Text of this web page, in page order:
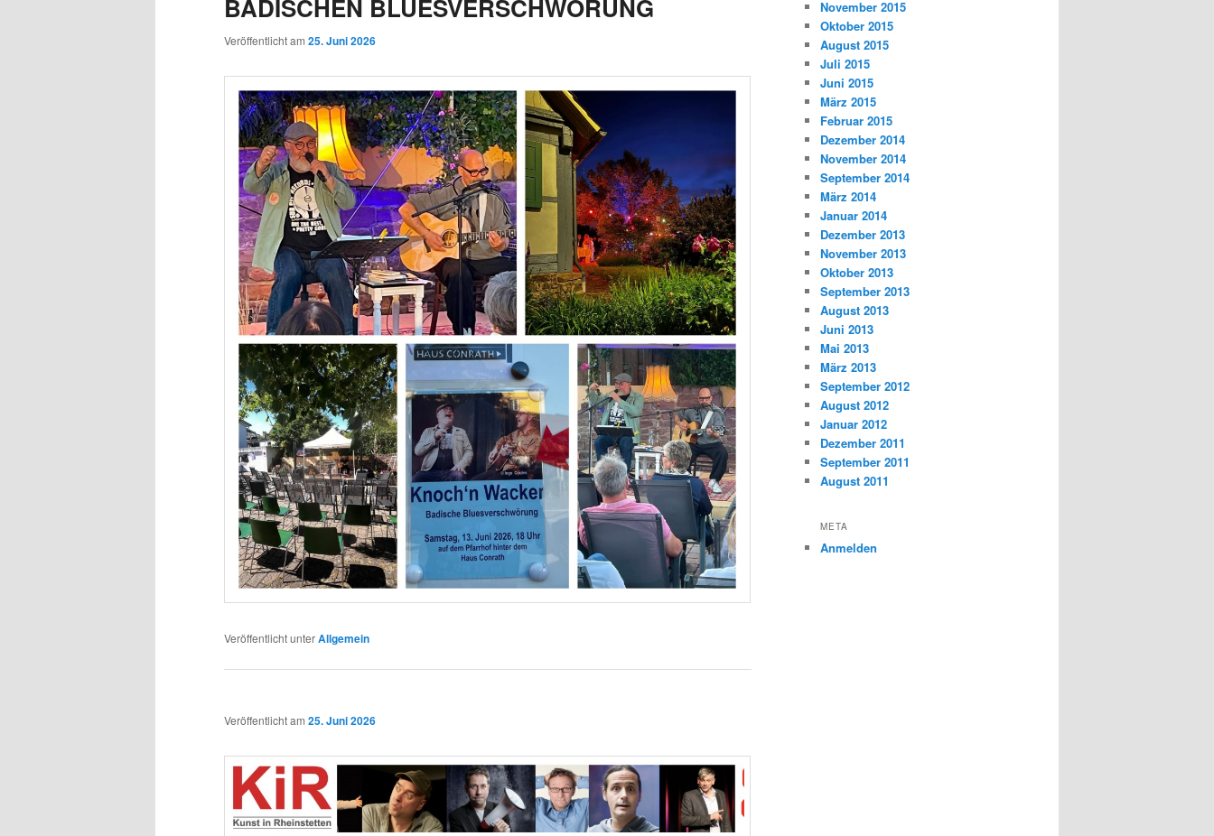
BADISCHEN BLUESVERSCHWÖRUNG
Veröffentlicht am 25. Juni 2026
Veröffentlicht unterAllgemein
Veröffentlicht am 25. Juni 2026
November 2015
Oktober 2015
August 2015
Juli 2015
Juni 2015
März 2015
Februar 2015
Dezember 2014
November 2014
September 2014
März 2014
Januar 2014
Dezember 2013
November 2013
Oktober 2013
September 2013
August 2013
Juni 2013
Mai 2013
März 2013
September 2012
August 2012
Januar 2012
Dezember 2011
September 2011
August 2011
META
Anmelden